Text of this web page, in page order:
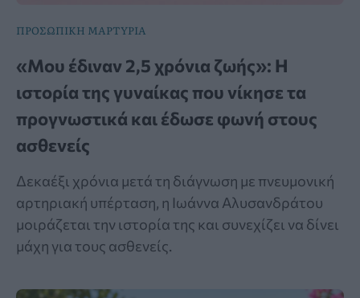
ΠΡΟΣΩΠΙΚΗ ΜΑΡΤΥΡΙΑ
«Μου έδιναν 2,5 χρόνια ζωής»: Η
ιστορία της γυναίκας που νίκησε τα
προγνωστικά και έδωσε φωνή στους
ασθενείς
Δεκαέξι χρόνια μετά τη διάγνωση με πνευμονική
αρτηριακή υπέρταση, η Ιωάννα Αλυσανδράτου
μοιράζεται την ιστορία της και συνεχίζει να δίνει
μάχη για τους ασθενείς.